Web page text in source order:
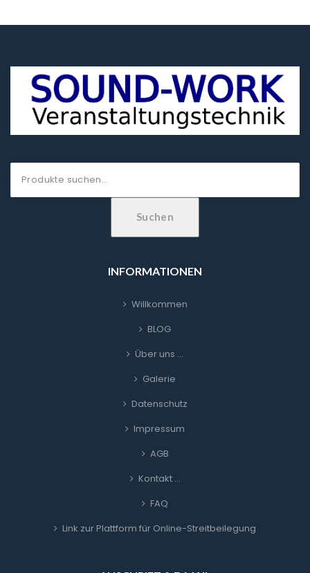
Suche
Suchen
INFORMATIONEN
Willkommen
BLOG
Über uns …
Galerie
Datenschutz
Impressum
AGB
Kontakt …
FAQ
Link zur Plattform für Online-Streitbeilegung